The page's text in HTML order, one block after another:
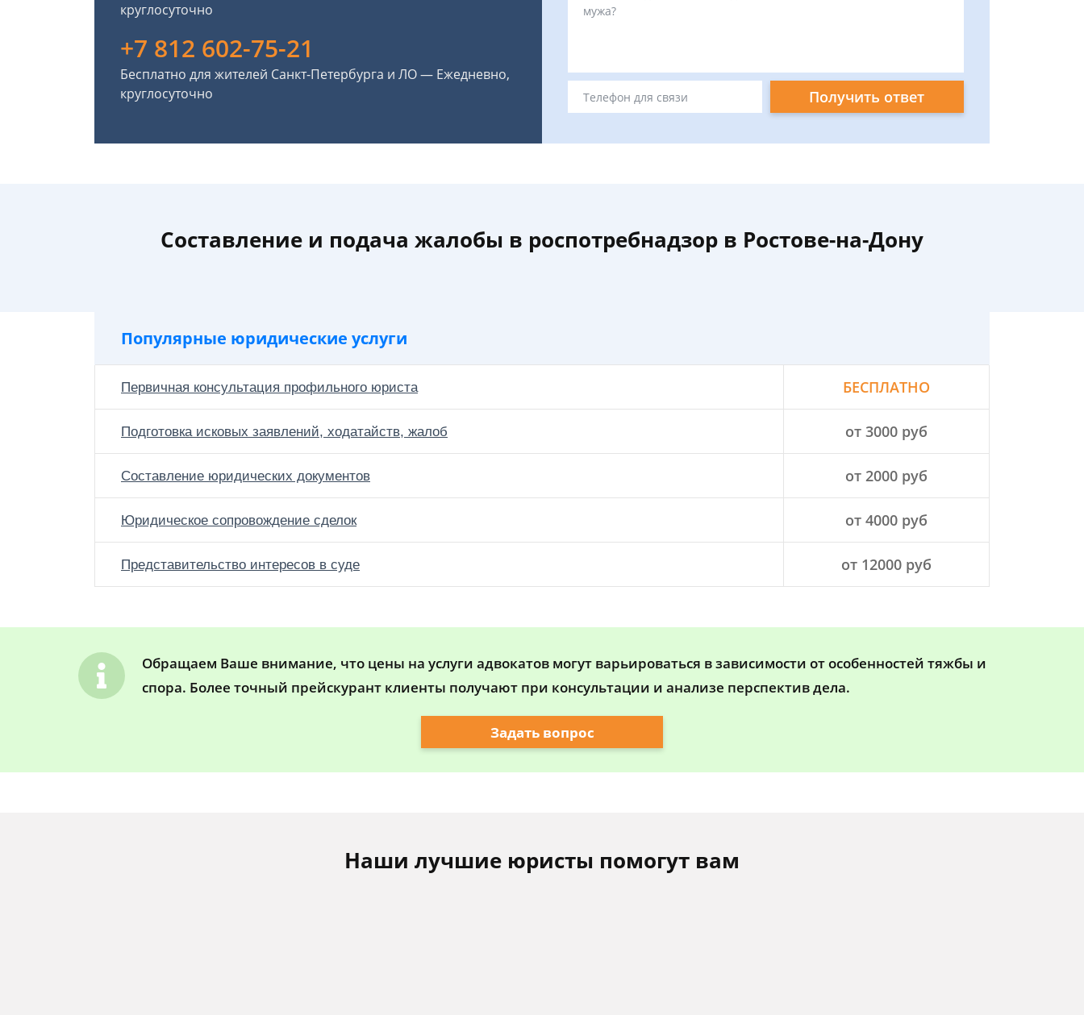
круглосуточно
+7 812 602-75-21
Бесплатно для жителей Санкт-Петербурга и ЛО — Ежедневно,
круглосуточно
Получить ответ
Составление и подача жалобы в роспотребнадзор в Ростове-на-Дону
Популярные юридические услуги
Первичная консультация профильного юриста БЕСПЛАТНО
Подготовка исковых заявлений, ходатайств, жалоб от 3000 руб
Составление юридических документов от 2000 руб
Юридическое сопровождение сделок от 4000 руб
Представительство интересов в суде от 12000 руб
Обращаем Ваше внимание, что цены на услуги адвокатов могут варьироваться в зависимости от особенностей тяжбы и
спора. Более точный прейскурант клиенты получают при консультации и анализе перспектив дела.
Задать вопрос
Наши лучшие юристы помогут вам